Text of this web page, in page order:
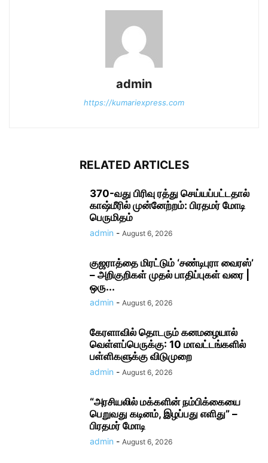
admin
https://kumariexpress.com
RELATED ARTICLES
370-வது பிரிவு ரத்து செய்யப்பட்டதால்
காஷ்மீரில் முன்னேற்றம்: பிரதமர் மோடி
பெருமிதம்
admin - August 6, 2026
குஜராத்தை மிரட்டும் ‘சண்டிபுரா வைரஸ்’
– அறிகுறிகள் முதல் பாதிப்புகள் வரை |
ஒரு...
admin - August 6, 2026
கேரளாவில் தொடரும் கனமழையால்
வெள்ளப்பெருக்கு: 10 மாவட்டங்களில்
பள்ளிகளுக்கு விடுமுறை
admin - August 6, 2026
“அரசியலில் மக்களின் நம்பிக்கையை
பெறுவது கடினம், இழப்பது எளிது” –
பிரதமர் மோடி
admin - August 6, 2026